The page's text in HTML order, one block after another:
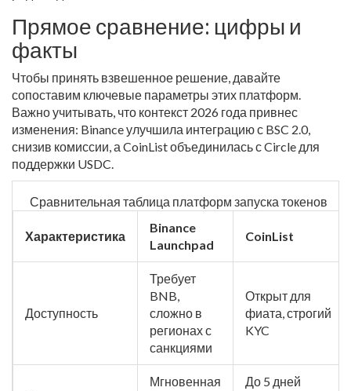
Прямое сравнение: цифры и
факты
Чтобы принять взвешенное решение, давайте
сопоставим ключевые параметры этих платформ.
Важно учитывать, что контекст 2026 года привнес
изменения: Binance улучшила интеграцию с BSC 2.0,
снизив комиссии, а CoinList объединилась с Circle для
поддержки USDC.
Сравнительная таблица платформ запуска токенов
Характеристика
Binance
Launchpad
CoinList
Доступность
Требует
BNB,
сложно в
регионах с
санкциями
Открыт для
фиата, строгий
KYC
Мгновенная
До 5 дней